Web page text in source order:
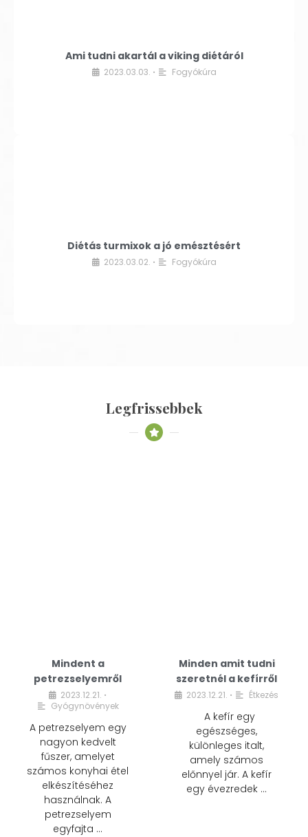
Ami tudni akartál a viking diétáról
2023.03.03. • Fogyókúra
Diétás turmixok a jó emésztésért
2023.03.02. • Fogyókúra
Legfrissebbek
Mindent a
petrezselyemről
2023.12.21. •
Gyógynövények
A petrezselyem egy
nagyon kedvelt
fűszer, amelyet
számos konyhai étel
elkészítéséhez
használnak. A
petrezselyem
egyfajta …
Minden amit tudni
szeretnél a kefírről
2023.12.21. • Étkezés
A kefír egy
egészséges,
különleges italt,
amely számos
előnnyel jár. A kefír
egy évezredek …